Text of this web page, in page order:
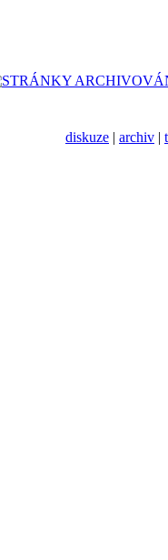
diskuze | archiv |